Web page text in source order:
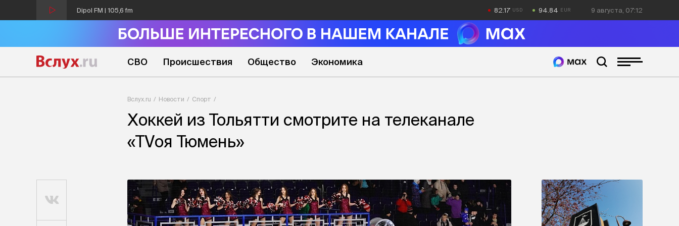
Dipol FM | 105,6 fm 82.17 94.84 9 августа, 07:12
СВО Происшествия Общество Экономика
Вслух.ru Новости Спорт
Хоккей из Тольятти смотрите на телеканале
«TVоя Тюмень»